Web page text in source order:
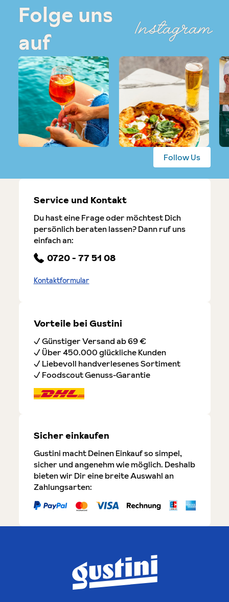
Folge uns
auf
Instagram
Follow Us
Service und Kontakt
Du hast eine Frage oder möchtest Dich
persönlich beraten lassen? Dann ruf uns
einfach an:
0720 - 77 51 08
Kontaktformular
Vorteile bei Gustini
✓ Günstiger Versand ab 69 €
✓ Über 450.000 glückliche Kunden
✓ Liebevoll handverlesenes Sortiment
✓ Foodscout Genuss-Garantie
Sicher einkaufen
Gustini macht Deinen Einkauf so simpel,
sicher und angenehm wie möglich. Deshalb
bieten wir Dir eine breite Auswahl an
Zahlungsarten: